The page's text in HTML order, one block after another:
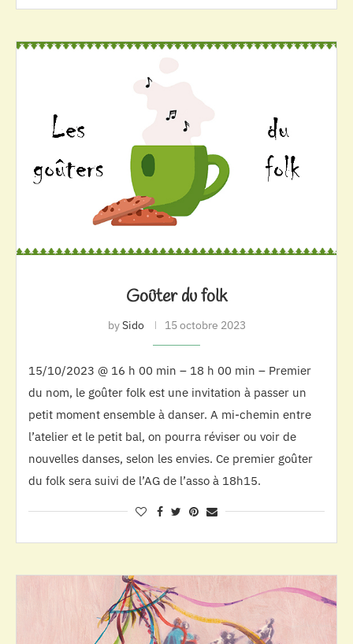
Goûter du folk
bySido 15 octobre 2023
15/10/2023 @ 16 h 00 min – 18 h 00 min – Premier
du nom, le goûter folk est une invitation à passer un
petit moment ensemble à danser. A mi-chemin entre
l’atelier et le petit bal, on pourra réviser ou voir de
nouvelles danses, selon les envies. Ce premier goûter
du folk sera suivi de l’AG de l’asso à 18h15.